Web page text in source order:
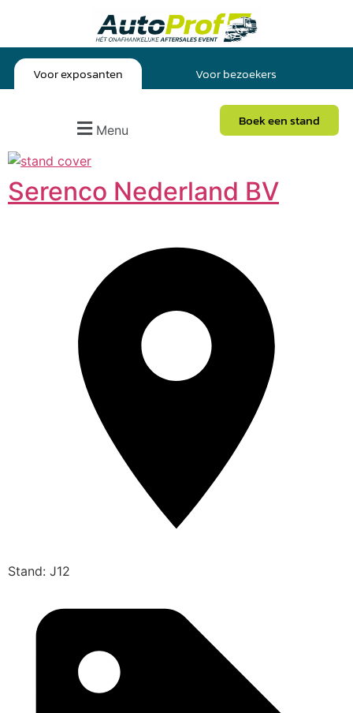
Voor exposanten Voor bezoekers
Menu
Boek een stand
Serenco Nederland BV
Stand: J12